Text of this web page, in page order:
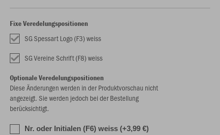
Fixe Veredelungspositionen
SG Spessart Logo (F3) weiss
SG Vereine Schrift (F8) weiss
Optionale Veredelungspositionen
Diese Änderungen werden in der Produktvorschau nicht
angezeigt. Sie werden jedoch bei der Bestellung
berücksichtigt.
Nr. oder Initialen (F6) weiss (+3,99 €)